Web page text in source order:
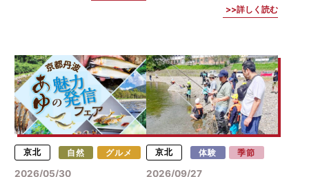
詳しく読む
京北 自然 グルメ
2026/05/30
京北 体験 季節
2026/09/27